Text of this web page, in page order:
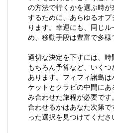
の方法で行くかを選ぶ時
するために、あらゆるオ
ります。幸運にも、同じ
め、移動手段は豊富で多様
適切な決定を下すには、
もちろん予算など、いく
あります。フィフィ諸島は
ケット と クラビの中間にあ
み合わせた旅程が必要で
合わせるかはあなた次第
った選択を見つけてくださ